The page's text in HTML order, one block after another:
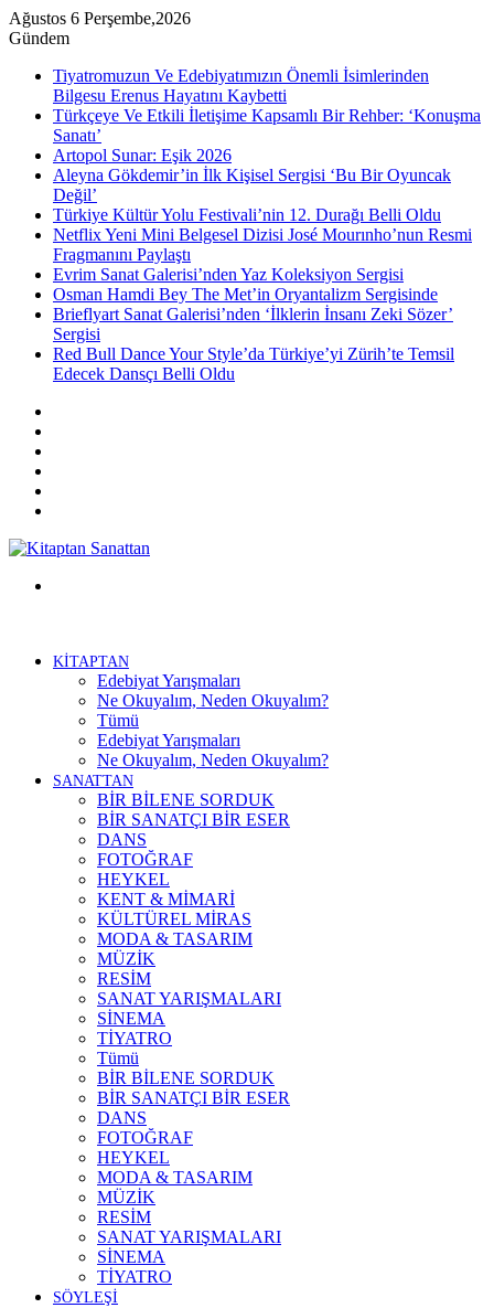
Ağustos 6 Perşembe,2026
Gündem
Tiyatromuzun Ve Edebiyatımızın Önemli İsimlerinden
Bilgesu Erenus Hayatını Kaybetti
Türkçeye Ve Etkili İletişime Kapsamlı Bir Rehber: ‘Konuşma
Sanatı’
Artopol Sunar: Eşik 2026
Aleyna Gökdemir’in İlk Kişisel Sergisi ‘Bu Bir Oyuncak
Değil’
Türkiye Kültür Yolu Festivali’nin 12. Durağı Belli Oldu
Netflix Yeni Mini Belgesel Dizisi José Mourınho’nun Resmi
Fragmanını Paylaştı
Evrim Sanat Galerisi’nden Yaz Koleksiyon Sergisi
Osman Hamdi Bey The Met’in Oryantalizm Sergisinde
Brieflyart Sanat Galerisi’nden ‘İlklerin İnsanı Zeki Sözer’
Sergisi
Red Bull Dance Your Style’da Türkiye’yi Zürih’te Temsil
Edecek Dansçı Belli Oldu
KİTAPTAN
Edebiyat Yarışmaları
Ne Okuyalım, Neden Okuyalım?
Tümü
Edebiyat Yarışmaları
Ne Okuyalım, Neden Okuyalım?
SANATTAN
BİR BİLENE SORDUK
BİR SANATÇI BİR ESER
DANS
FOTOĞRAF
HEYKEL
KENT & MİMARİ
KÜLTÜREL MİRAS
MODA & TASARIM
MÜZİK
RESİM
SANAT YARIŞMALARI
SİNEMA
TİYATRO
Tümü
BİR BİLENE SORDUK
BİR SANATÇI BİR ESER
DANS
FOTOĞRAF
HEYKEL
MODA & TASARIM
MÜZİK
RESİM
SANAT YARIŞMALARI
SİNEMA
TİYATRO
SÖYLEŞİ